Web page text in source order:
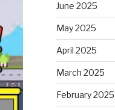
June 2025
May 2025
April 2025
March 2025
February 2025